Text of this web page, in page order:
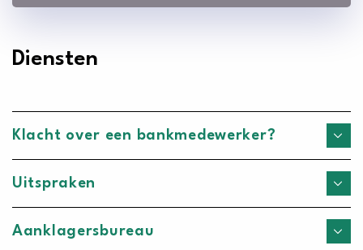
Diensten
Klacht over een bankmedewerker?
Uitspraken
Aanklagersbureau